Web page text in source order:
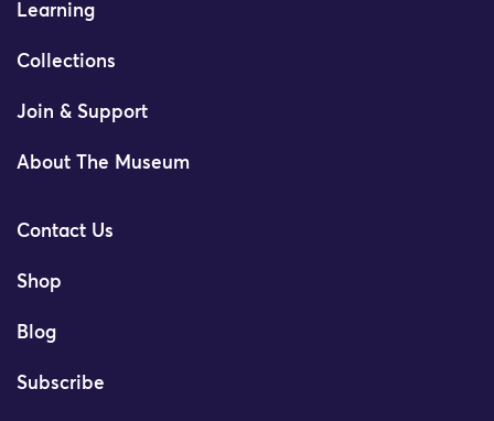
Learning
Collections
Join & Support
About The Museum
Contact Us
Shop
Blog
Subscribe